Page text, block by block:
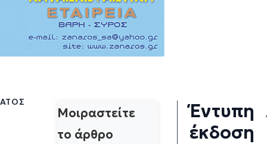
Μοιραστείτε
το άρθρο
Έντυπη
έκδοση